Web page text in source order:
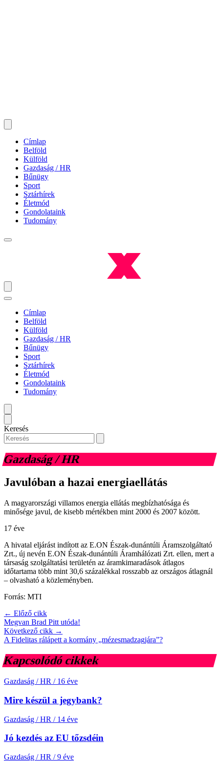
Címlap
Belföld
Külföld
Gazdaság / HR
Bűnügy
Sport
Sztárhírek
Életmód
Gondolataink
Tudomány
Címlap
Belföld
Külföld
Gazdaság / HR
Bűnügy
Sport
Sztárhírek
Életmód
Gondolataink
Tudomány
Keresés
Gazdaság / HR
Javulóban a hazai energiaellátás
A magyarországi villamos energia ellátás megbízhatósága és
minősége javul, de kisebb mértékben mint 2000 és 2007 között.
17 éve
A hivatal eljárást indított az E.ON Észak-dunántúli Áramszolgáltató
Zrt., új nevén E.ON Észak-dunántúli Áramhálózati Zrt. ellen, mert a
társaság szolgáltatási területén az áramkimaradások átlagos
időtartama több mint 30,6 százalékkal rosszabb az országos átlagnál
– olvasható a közleményben.
Forrás: MTI
← Előző cikk
Megvan Brad Pitt utóda!
Következő cikk →
A Fidelitas rálápett a kormány „mézesmadzagjára”?
Kapcsolódó cikkek
Gazdaság / HR / 16 éve
Mire készül a jegybank?
Gazdaság / HR / 14 éve
Jó kezdés az EU tőzsdéin
Gazdaság / HR / 9 éve